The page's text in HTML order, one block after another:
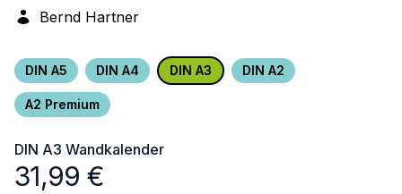
Bernd Hartner
DIN A5 DIN A4 DIN A3 DIN A2
A2 Premium
DIN A3 Wandkalender
31,99 €